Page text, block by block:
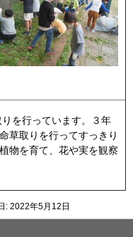
を行っています。３年
草取りを行ってすっきり
物を育て、花や実を観察
: 2022年5月12日